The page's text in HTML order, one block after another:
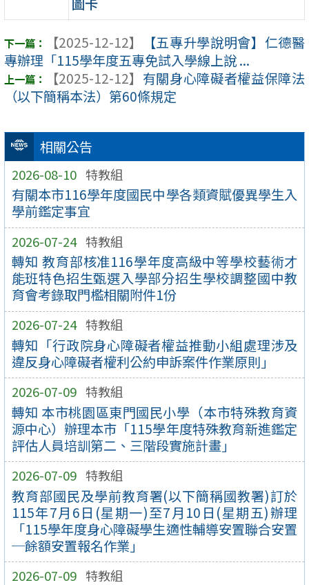
相關公告
2026-08-10 特教組
有關本市116學年度國民中學各類資賦優異學生入
學前鑑定事宜
2026-07-24 特教組
轉知 教育部核准116學年度高級中等學校藝術才
能班特色招生甄選入學部分招生學校調整國中教
育會考錄取門檻相關附件1份
2026-07-24 特教組
轉知「行政院身心障礙者權益推動小組處理涉及
違反身心障礙者權利公約申訴案件作業原則」
2026-07-09 特教組
轉知 本市桃園區東門國民小學（本市特殊教育資
源中心）辦理本市「115學年度特殊教育新進鑑定
評估人員培訓第二、三階段實施計畫」
2026-07-09 特教組
教育部國民及學前教育署(以下簡稱國教署)訂於
115年7月6日(星期一)至7月10日(星期五)辦理
「115學年度身心障礙學生適性輔導安置聯合安置
─餘額安置報名作業」
2026-07-09 特教組
【2025-12-12】
【五專升學說明會】仁德醫
專辦理「115學年度五專免試入學線上說 ...
【2025-12-12】 有關身心障礙者權益保障法
（以下簡稱本法）第60條規定